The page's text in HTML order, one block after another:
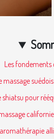
Les fondements
massage
shiatsu pour